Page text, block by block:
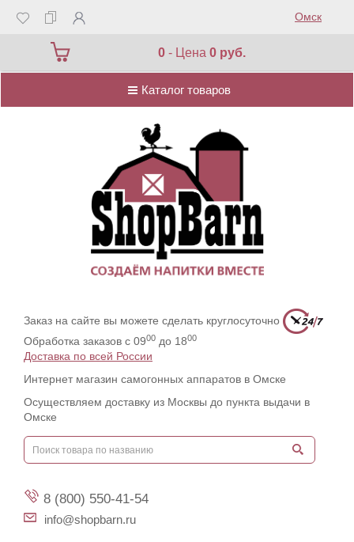
Омск
0 - Цена0 руб.
Каталог товаров
Каталог товаров
Заказ на сайте вы можете сделать круглосуточно
Обработка заказов с 0900 до 1800
Доставка по всей России
Интернет магазин самогонных аппаратов в Омске
Осуществляем доставку из Москвы до пункта выдачи в
Омске
8 (800) 550-41-54
info@shopbarn.ru